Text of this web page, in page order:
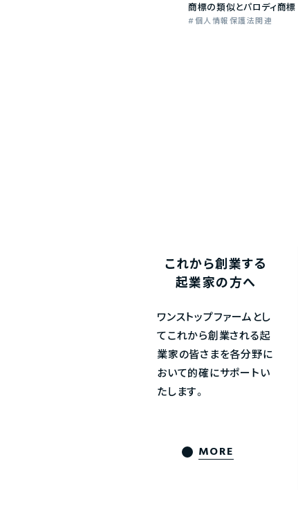
商標の類似とパロディ商標
個人情報保護法関連
これから創業する
起業家の方へ
ワンストップファームとし
てこれから創業される起
業家の皆さまを各分野に
おいて的確にサポートい
たします。
MORE